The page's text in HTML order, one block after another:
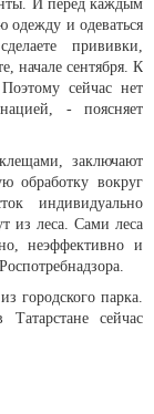
И перед каждым
одежду и одеваться
прививки,
начале сентября. К
сейчас нет
- поясняет
заключают
обработку вокруг
индивидуально
из леса. Сами леса
неэффективно и
городского парка.
сейчас